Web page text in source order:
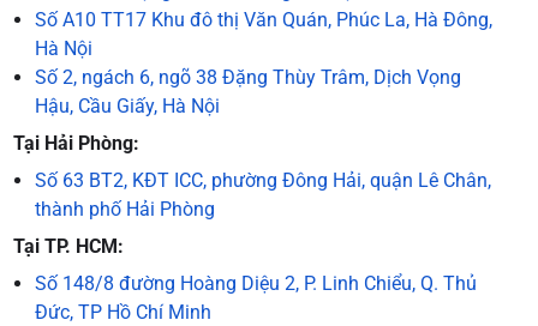
Số A10 TT17 Khu đô thị Văn Quán, Phúc La, Hà Đông,
Hà Nội
Số 2, ngách 6, ngõ 38 Đặng Thùy Trâm, Dịch Vọng
Hậu, Cầu Giấy, Hà Nội
Tại Hải Phòng:
Số 63 BT2, KĐT ICC, phường Đông Hải, quận Lê Chân,
thành phố Hải Phòng
Tại TP. HCM:
Số 148/8 đường Hoàng Diệu 2, P. Linh Chiểu, Q. Thủ
Đức, TP Hồ Chí Minh